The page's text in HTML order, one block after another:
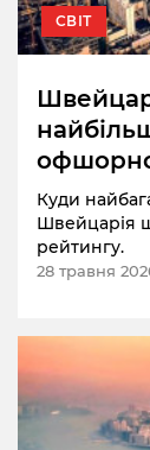
СВІТ
Куди
Швейцарія
рейтингу.
28 травня